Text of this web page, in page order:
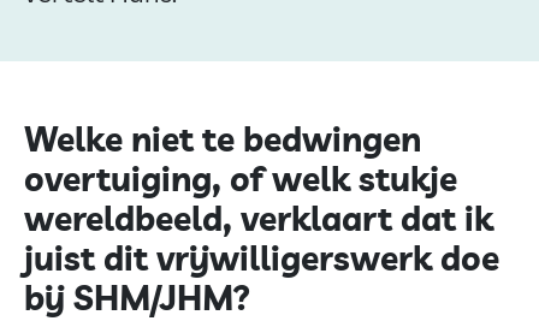
Welke niet te bedwingen
overtuiging, of welk stukje
wereldbeeld, verklaart dat ik
juist dit vrijwilligerswerk doe
bij SHM/JHM?